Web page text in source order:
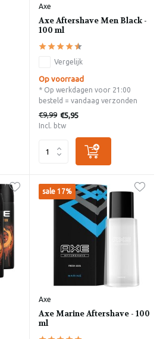
Axe
Axe Aftershave Men Black -
100 ml
Vergelijk
Op voorraad
* Op werkdagen voor 21:00
besteld = vandaag verzonden
€9,99 €5,95
Incl. btw
sale 17%
Axe
Axe Marine Aftershave - 100
ml